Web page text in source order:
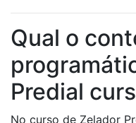
Qual o
Predial
No curso de Zelador